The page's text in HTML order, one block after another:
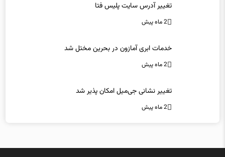
تغییر آدرس سایت پلیس فتا
2 ماه پیش
خدمات ابری آمازون در بحرین مختل شد
2 ماه پیش
تغییر نشانی جی‌میل امکان پذیر شد
2 ماه پیش